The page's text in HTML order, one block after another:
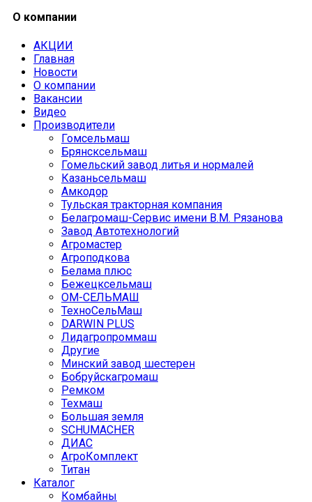
О компании
АКЦИИ
Главная
Новости
О компании
Вакансии
Видео
Производители
Гомсельмаш
Брянсксельмаш
Гомельский завод литья и нормалей
Казаньсельмаш
Амкодор
Тульская тракторная компания
Белагромаш-Сервис имени В.М. Рязанова
Завод Автотехнологий
Агромастер
Агроподкова
Белама плюс
Бежецксельмаш
ОМ-СЕЛЬМАШ
ТехноСельМаш
DARWIN PLUS
Лидагропроммаш
Другие
Минский завод шестерен
Бобруйскагромаш
Ремком
Техмаш
Большая земля
SCHUMACHER
ДИАС
АгроКомплект
Титан
Каталог
Комбайны